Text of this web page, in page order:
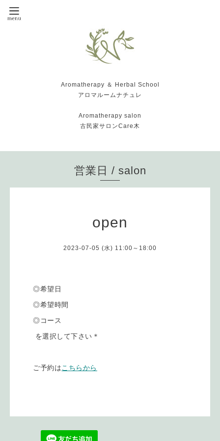
Aromatherapy ＆ Herbal School
アロマルームナチュレ
Aromatherapy salon
古民家サロンCare木
営業日 / salon
open
2023-07-05 (水) 11:00～18:00
◎希望日
◎希望時間
◎コース
を選択して下さい＊
ご予約はこちらから